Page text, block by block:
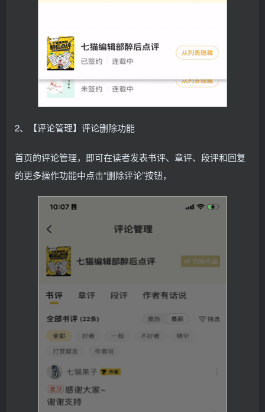
2、【评论管理】评论删除功能
首页的评论管理，即可在读者发表书评、章评、段评和回复
的更多操作功能中点击“删除评论”按钮，